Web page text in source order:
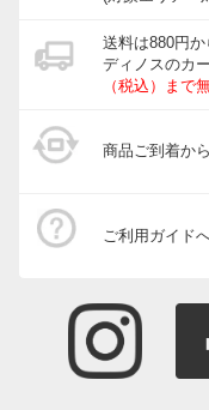
送料は880円か
ディノスのカ
（税込）まで
商品ご到着か
ご利用ガイド